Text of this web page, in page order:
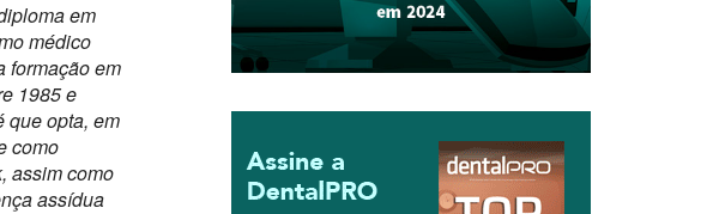
em
médico
formação em
1985 e
que opta, em
como
assim como
assídua